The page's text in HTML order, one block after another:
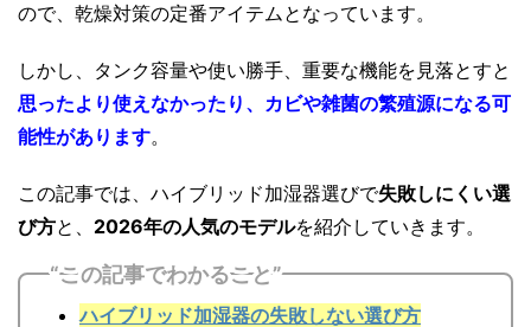
ので、乾燥対策の定番アイテムとなっています。
しかし、タンク容量や使い勝手、重要な機能を見落とすと
思ったより使えなかったり、カビや雑菌の繁殖源になる可
能性があります。
この記事では、ハイブリッド加湿器選びで失敗しにくい選
び方と、 2026年の人気のモデルを紹介していきます。
“この記事でわかること”
ハイブリッド加湿器の失敗しない選び方